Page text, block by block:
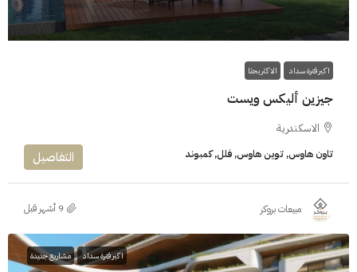
اكبر فترة سداد الاكثر بحثا
جيزين أليكس ويست
الاسكندرية
تاون هاوس, توين هاوس, فلل, كمبوند التفاصيل
مبيعات بروكر
اكبر فترة سداد مشاريع جديدة